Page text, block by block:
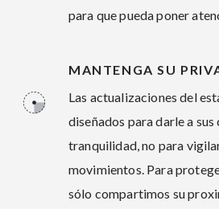
para que pueda poner
MANTENGA SU
Las actualizaciones del
diseñados para darle a sus
tranquilidad, no para
movimientos. Para
sólo compartimos su